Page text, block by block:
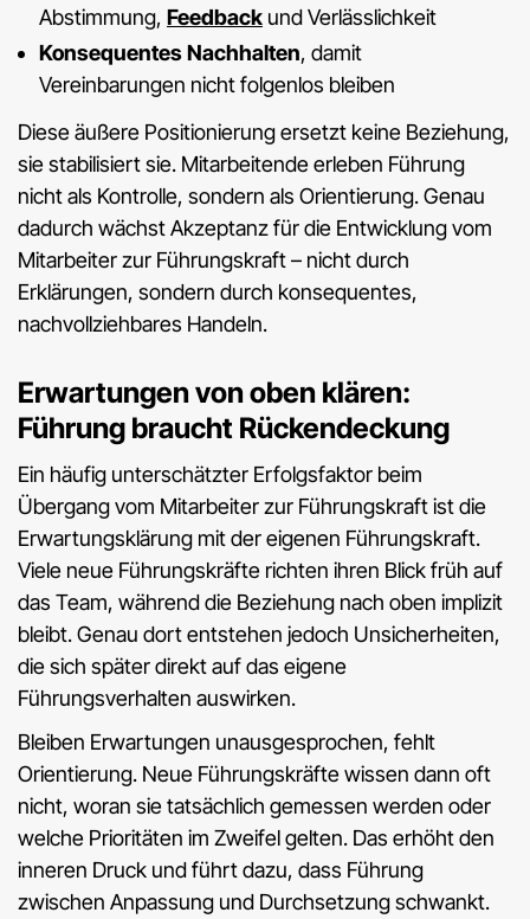
Abstimmung, Feedback und Verlässlichkeit
Konsequentes Nachhalten, damit
Vereinbarungen nicht folgenlos bleiben
Diese äußere Positionierung ersetzt keine Beziehung,
sie stabilisiert sie. Mitarbeitende erleben Führung
nicht als Kontrolle, sondern als Orientierung. Genau
dadurch wächst Akzeptanz für die Entwicklung vom
Mitarbeiter zur Führungskraft – nicht durch
Erklärungen, sondern durch konsequentes,
nachvollziehbares Handeln.
Erwartungen von oben klären:
Führung braucht Rückendeckung
Ein häufig unterschätzter Erfolgsfaktor beim
Übergang vom Mitarbeiter zur Führungskraft ist die
Erwartungsklärung mit der eigenen Führungskraft.
Viele neue Führungskräfte richten ihren Blick früh auf
das Team, während die Beziehung nach oben implizit
bleibt. Genau dort entstehen jedoch Unsicherheiten,
die sich später direkt auf das eigene
Führungsverhalten auswirken.
Bleiben Erwartungen unausgesprochen, fehlt
Orientierung. Neue Führungskräfte wissen dann oft
nicht, woran sie tatsächlich gemessen werden oder
welche Prioritäten im Zweifel gelten. Das erhöht den
inneren Druck und führt dazu, dass Führung
zwischen Anpassung und Durchsetzung schwankt.